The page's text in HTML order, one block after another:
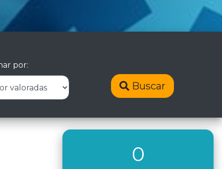
por:
Buscar
0